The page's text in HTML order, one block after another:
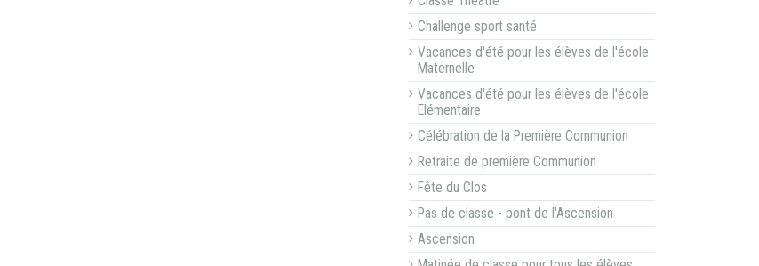
Challenge sport santé
Vacances d'été pour les élèves de l'école
Maternelle
Vacances d'été pour les élèves de l'école
Elémentaire
Célébration de la Première Communion
Retraite de première Communion
Fête du Clos
Pas de classe - pont de l'Ascension
Ascension